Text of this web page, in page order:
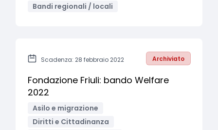
Bandi regionali / locali
Scadenza: 28 febbraio 2022 Archiviato
Fondazione Friuli: bando Welfare
2022
Asilo e migrazione
Diritti e Cittadinanza